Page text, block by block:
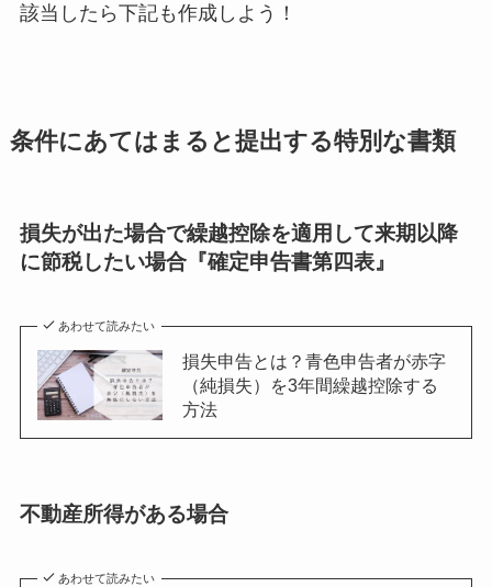
該当したら下記も作成しよう！
条件にあてはまると提出する特別な書類
損失が出た場合で繰越控除を適用して来期以降
に節税したい場合『確定申告書第四表』
あわせて読みたい
損失申告とは？青色申告者が赤字
（純損失）を3年間繰越控除する
方法
不動産所得がある場合
あわせて読みたい